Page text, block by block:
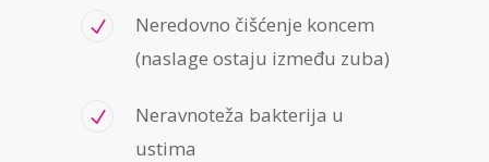
Neredovno čišćenje koncem
(naslage ostaju između zuba)
Neravnoteža bakterija u
ustima